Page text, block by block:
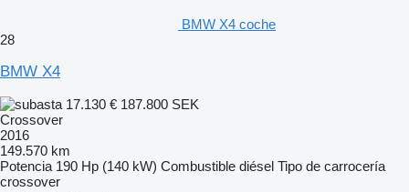
BMW X4 coche
28
BMW X4
17.130 € 187.800 SEK
Crossover
2016
149.570 km
Potencia 190 Hp (140 kW) Combustible diésel Tipo de carrocería
crossover